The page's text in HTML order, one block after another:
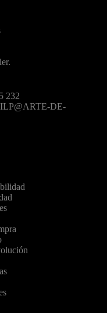
232
DE-